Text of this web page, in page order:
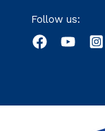
Follow us: